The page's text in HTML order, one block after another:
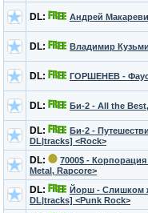
DL: Андрей
DL: Владимир
DL: ГОРШЕНЕВ -
DL: Би-2 - All the
DL:
Би-2 -
DL|tracks] <Rock>
DL:
7000$ -
Metal, Rapcore>
DL:
Йорш - Слишком
DL|tracks] <Punk Rock>